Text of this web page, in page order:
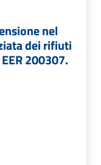
nel
dei rifiuti
200307.